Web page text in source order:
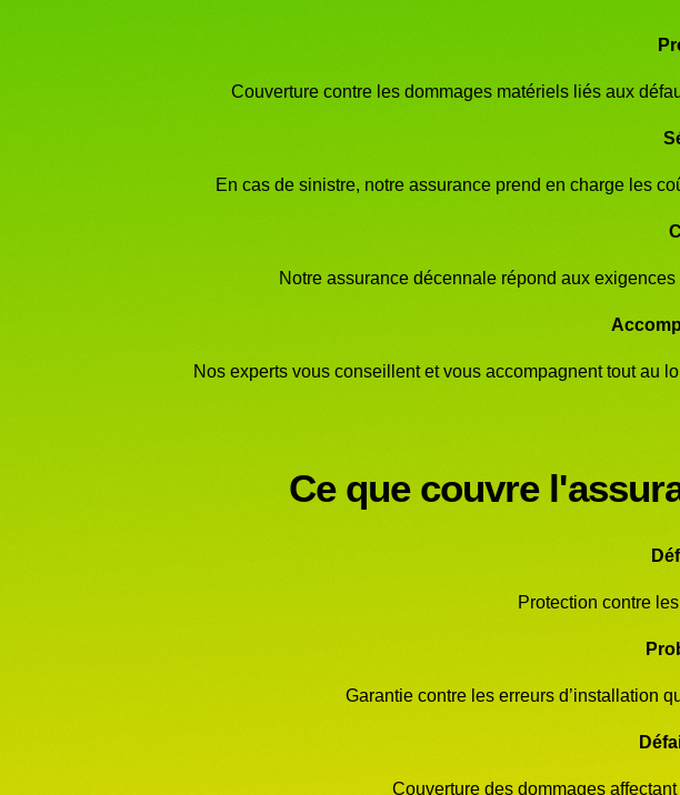
Couverture contre les dommages matériels liés aux
En cas de sinistre, notre assurance prend en charge les
Notre assurance décennale répond aux
Nos experts vous conseillent et vous accompagnent tout au
Ce que couvre
Protection contre
Garantie contre les erreurs d’installation
Couverture des dommages